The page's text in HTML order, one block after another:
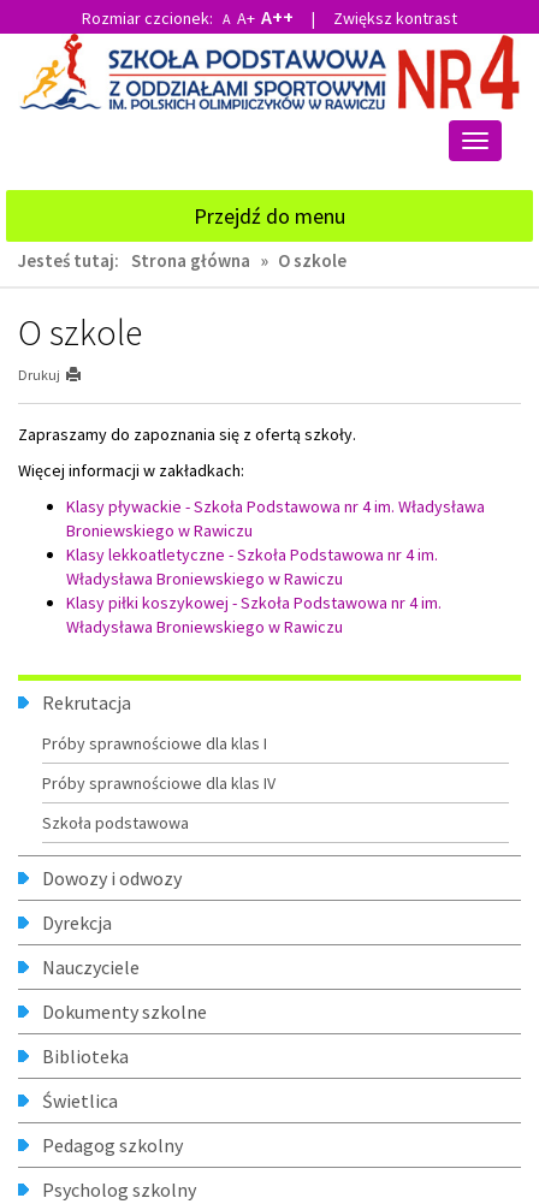
głównej
treści
wyszukiwarki
Rozmiar czcionek: A A+ A++ | Zwiększ kontrast
Przełącz
Przejdź do menu
Jesteś tutaj: Strona główna » O szkole
O szkole
Drukuj
Zapraszamy do zapoznania się z ofertą szkoły.
Więcej informacji w zakładkach:
Klasy pływackie - Szkoła Podstawowa nr 4 im. Władysława
Broniewskiego w Rawiczu
Klasy lekkoatletyczne - Szkoła Podstawowa nr 4 im.
Władysława Broniewskiego w Rawiczu
Klasy piłki koszykowej - Szkoła Podstawowa nr 4 im.
Władysława Broniewskiego w Rawiczu
MenuRekrutacja
Próby sprawnościowe dla klas I
Próby sprawnościowe dla klas IV
Szkoła podstawowa
Dowozy i odwozy
Dyrekcja
Nauczyciele
Dokumenty szkolne
Biblioteka
Świetlica
Pedagog szkolny
Psycholog szkolny